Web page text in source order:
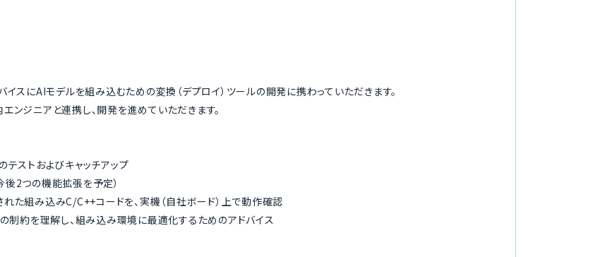
イスにAIモデルを組み込むための変換（デプロイ）ツールの開発に携わっていただきます。
ンジニアと連携し、開発を進めていただきます。
テストおよびキャッチアップ
後2つの機能拡張を予定）
れた組み込みC/C++コードを、実機（自社ボード）上で動作確認
の制約を理解し、組み込み環境に最適化するためのアドバイス